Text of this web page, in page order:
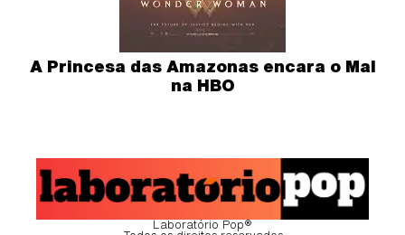
A Princesa das Amazonas encara o Mal
na HBO
Laboratório Pop®